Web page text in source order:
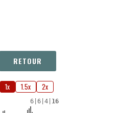
RETOUR
1x 1.5x 2x
6 6 4 16